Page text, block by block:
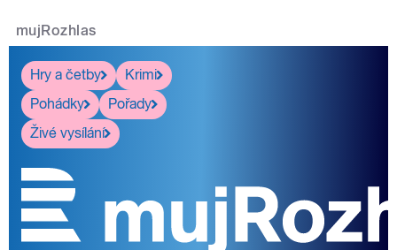
mujRozhlas
Hry a četby
Krimi
Pohádky
Pořady
Živé vysílání